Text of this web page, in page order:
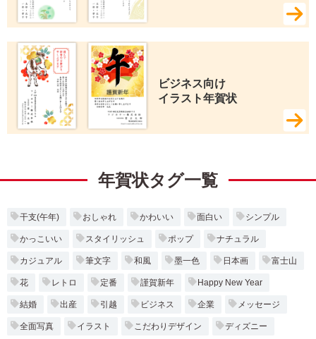
ビジネス向け
イラスト年賀状
年賀状タグ一覧
干支(午年) おしゃれ かわいい 面白い シンプル
かっこいい スタイリッシュ ポップ ナチュラル
カジュアル 筆文字 和風 墨一色 日本画 富士山
花 レトロ 定番 謹賀新年 Happy New Year
結婚 出産 引越 ビジネス 企業 メッセージ
全面写真 イラスト こだわりデザイン ディズニー